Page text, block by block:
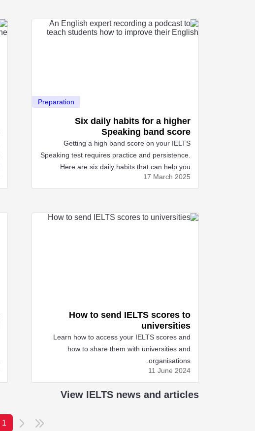
Preparation
Six daily habits for a higher
Speaking band score
Getting a high band score on your IELTS
Speaking test requires practice and persistence.
Here are six daily habits that can help you
achieve your goal.
17 March 2025
How to send IELTS scores to
universities
Learn how to access your IELTS scores and
how to share them with universities and
organisations.
11 June 2024
View IELTS news and articles
1